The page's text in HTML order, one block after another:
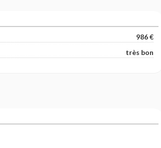
986 €
très bon